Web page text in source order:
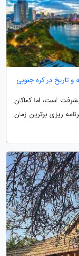
و تاریخ در کره جنوبی
است، اما کماکان
ریزی برترین زمان